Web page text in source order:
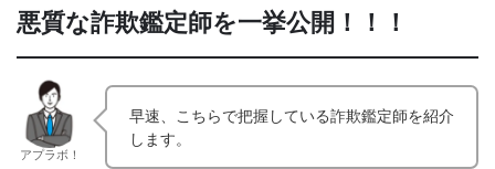
悪質な詐欺鑑定師を一挙公開！！！
アプラボ！
早速、こちらで把握している詐欺鑑定師を紹介
します。